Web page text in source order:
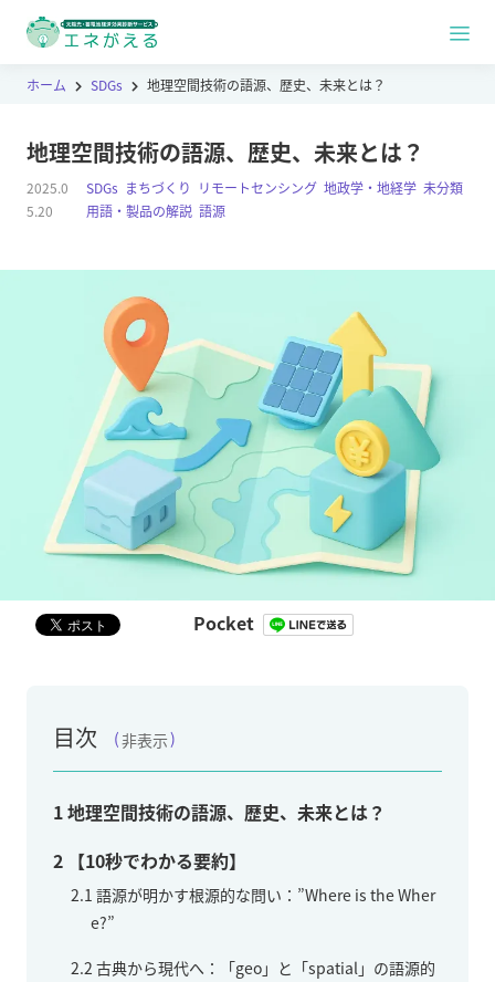
ホーム SDGs 地理空間技術の語源、歴史、未来とは？
地理空間技術の語源、歴史、未来とは？
SDGs まちづくり リモートセンシング ,地政学・地経学 ,未分類
用語・製品の解説 ,語源
2025.0
5.20
Pocket
目次 非表示
1地理空間技術の語源、歴史、未来とは？
2 【10秒でわかる要約】
2.1 語源が明かす根源的な問い：”Where is the Wher
e?”
2.2 古典から現代へ：「geo」と「spatial」の語源的